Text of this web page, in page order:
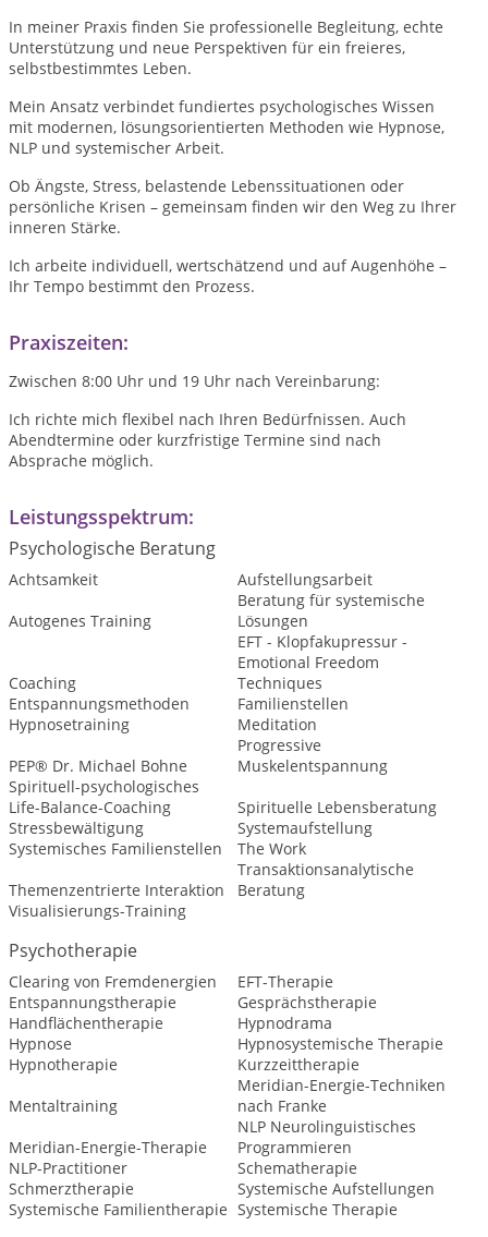
In meiner Praxis finden Sie professionelle Begleitung, echte
Unterstützung und neue Perspektiven für ein freieres,
selbstbestimmtes Leben.
Mein Ansatz verbindet fundiertes psychologisches Wissen
mit modernen, lösungsorientierten Methoden wie Hypnose,
NLP und systemischer Arbeit.
Ob Ängste, Stress, belastende Lebenssituationen oder
persönliche Krisen – gemeinsam finden wir den Weg zu Ihrer
inneren Stärke.
Ich arbeite individuell, wertschätzend und auf Augenhöhe –
Ihr Tempo bestimmt den Prozess.
Praxiszeiten:
Zwischen 8:00 Uhr und 19 Uhr nach Vereinbarung:
Ich richte mich flexibel nach Ihren Bedürfnissen. Auch
Abendtermine oder kurzfristige Termine sind nach
Absprache möglich.
Leistungsspektrum:
Psychologische Beratung
Achtsamkeit
Aufstellungsarbeit
Autogenes Training
Beratung für systemische
Lösungen
Coaching
EFT - Klopfakupressur -
Emotional Freedom
Techniques
Entspannungsmethoden
Familienstellen
Hypnosetraining
Meditation
PEP® Dr. Michael Bohne
Progressive
Muskelentspannung
Spirituell-psychologisches
Life-Balance-Coaching
Spirituelle Lebensberatung
Stressbewältigung
Systemaufstellung
Systemisches Familienstellen
The Work
Themenzentrierte Interaktion
Transaktionsanalytische
Beratung
Visualisierungs-Training
Psychotherapie
Clearing von Fremdenergien
EFT-Therapie
Entspannungstherapie
Gesprächstherapie
Handflächentherapie
Hypnodrama
Hypnose
Hypnosystemische Therapie
Hypnotherapie
Kurzzeittherapie
Mentaltraining
Meridian-Energie-Techniken
nach Franke
Meridian-Energie-Therapie
NLP Neurolinguistisches
Programmieren
NLP-Practitioner
Schematherapie
Schmerztherapie
Systemische Aufstellungen
Systemische Familientherapie Systemische Therapie